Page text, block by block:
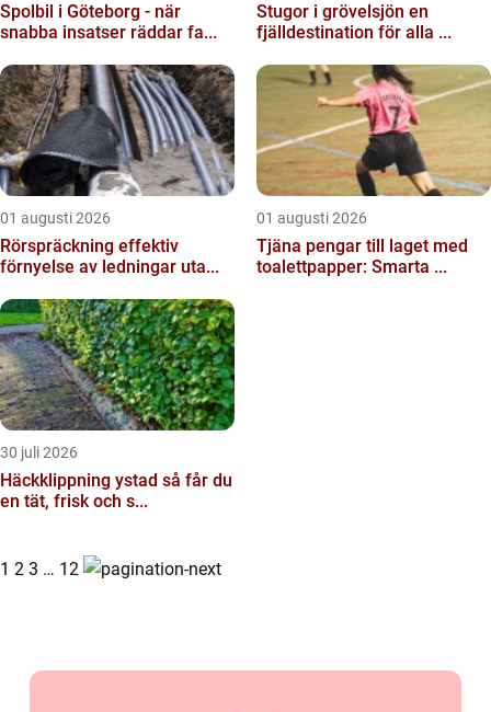
Spolbil i Göteborg - när
snabba insatser räddar fa...
Stugor i grövelsjön en
fjälldestination för alla ...
01 augusti 2026
Rörspräckning effektiv
förnyelse av ledningar uta...
01 augusti 2026
Tjäna pengar till laget med
toalettpapper: Smarta ...
30 juli 2026
Häckklippning ystad så får du
en tät, frisk och s...
1 2 3 … 12